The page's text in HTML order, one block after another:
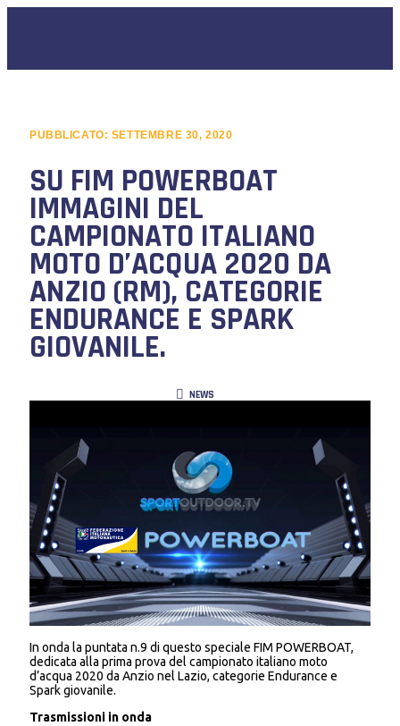
PUBBLICATO: SETTEMBRE 30, 2020
SU FIM POWERBOAT
IMMAGINI DEL
CAMPIONATO ITALIANO
MOTO D’ACQUA 2020 DA
ANZIO (RM), CATEGORIE
ENDURANCE E SPARK
GIOVANILE.
NEWS
In onda la puntata n.9 di questo speciale FIM POWERBOAT,
dedicata alla prima prova del campionato italiano moto
d’acqua 2020 da Anzio nel Lazio, categorie Endurance e
Spark giovanile.
Trasmissioni in onda